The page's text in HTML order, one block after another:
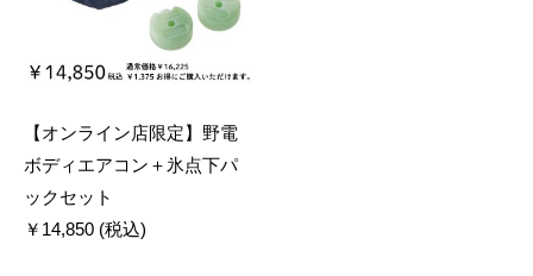
【オンライン店限定】野電
ボディエアコン＋氷点下パ
ックセット
￥14,850 (税込)